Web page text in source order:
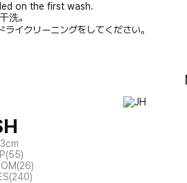
on the first wash.
洗。
イクリーニングをしてください。